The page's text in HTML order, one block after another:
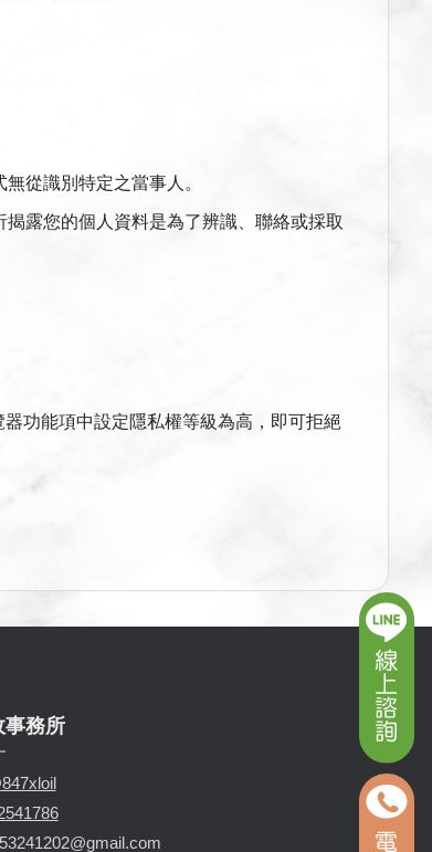
從識別特定之當事人。
露您的個人資料是為了辨識、聯絡或採取
功能項中設定隱私權等級為高，即可拒絕
事務所